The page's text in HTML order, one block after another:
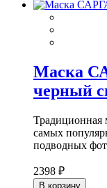
Маска
черный
Традиционная
самых
подводных
2398 ₽
В корзину